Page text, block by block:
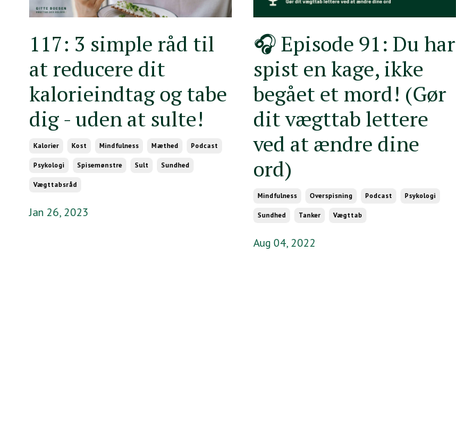
117: 3 simple råd til
at reducere dit
kalorieindtag og tabe
dig - uden at sulte!
Kalorier Kost Mindfulness Mæthed Podcast
Psykologi Spisemønstre Sult Sundhed
Vægttabsråd
Jan 26, 2023
🎧 Episode 91: Du har
spist en kage, ikke
begået et mord! (Gør
dit vægttab lettere
ved at ændre dine
ord)
Mindfulness Overspisning Podcast Psykologi
Sundhed Tanker Vægttab
Aug 04, 2022